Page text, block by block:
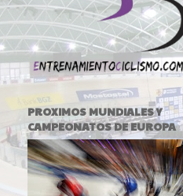
PROXIMOS MUNDIALES Y
CAMPEONATOS DE EUROPA